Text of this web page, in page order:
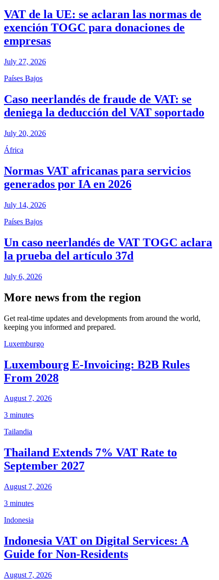
VAT de la UE: se aclaran las normas de
exención TOGC para donaciones de
empresas
July 27, 2026
Países Bajos
Caso neerlandés de fraude de VAT: se
deniega la deducción del VAT soportado
July 20, 2026
África
Normas VAT africanas para servicios
generados por IA en 2026
July 14, 2026
Países Bajos
Un caso neerlandés de VAT TOGC aclara
la prueba del artículo 37d
July 6, 2026
More news from the region
Get real-time updates and developments from around the world,
keeping you informed and prepared.
Luxemburgo
Luxembourg E-Invoicing: B2B Rules
From 2028
August 7, 2026
3 minutes
Tailandia
Thailand Extends 7% VAT Rate to
September 2027
August 7, 2026
3 minutes
Indonesia
Indonesia VAT on Digital Services: A
Guide for Non-Residents
August 7, 2026